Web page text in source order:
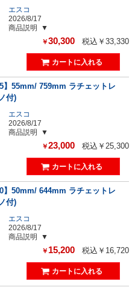
エスコ
2026/8/17
商品説明
￥30,300 税込￥33,330
】55mm/ 759mm ラチェットレ
付)
エスコ
2026/8/17
商品説明
￥23,000 税込￥25,300
】50mm/ 644mm ラチェットレ
付)
エスコ
2026/8/17
商品説明
￥ 15,200 税込￥16,720